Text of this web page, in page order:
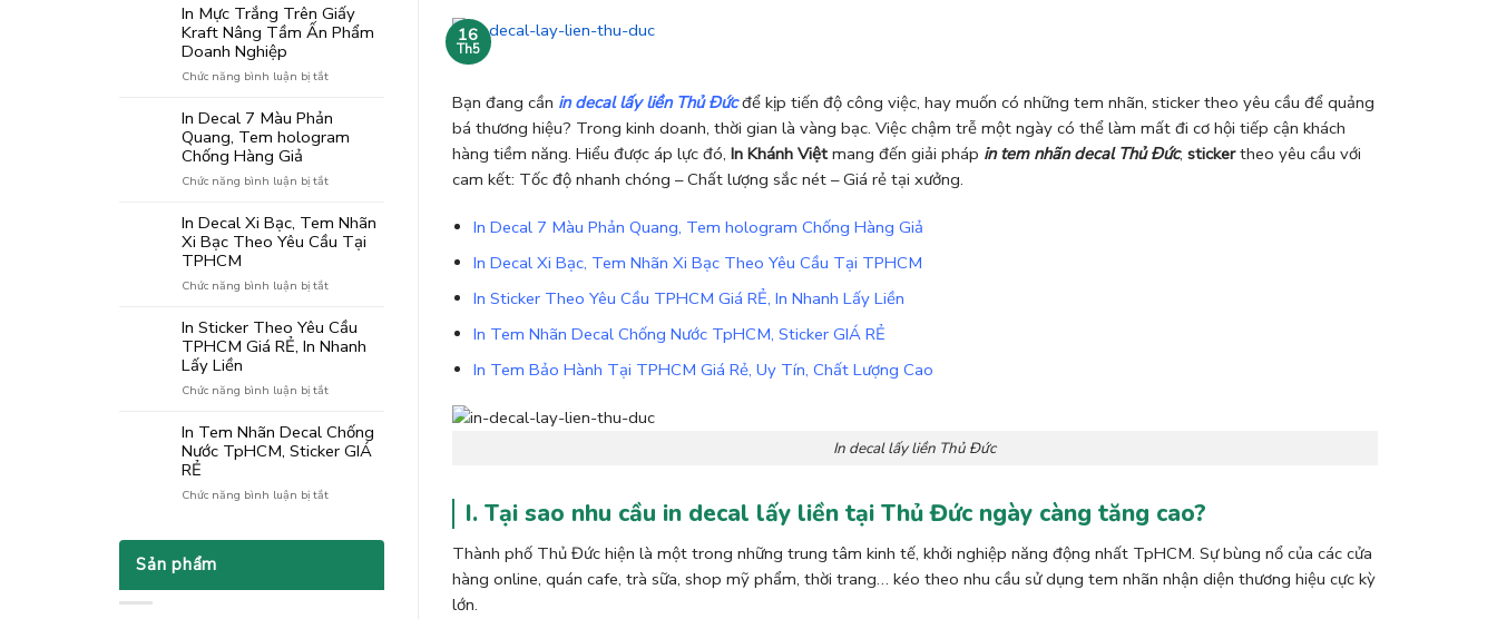
In Mực Trắng Trên Giấy
Kraft Nâng Tầm Ấn Phẩm
Doanh Nghiệp
Chức năng bình luận bị tắtở
Trắng
Trên
Kraft
Tầm
Ấn
Phẩm
Nghiệp
In Decal 7 Màu Phản
Quang, Tem hologram
Chống Hàng Giả
Chức năng bình luận bị tắtở
Decal
7
Màu
Quang,
hologram
Chống
Hàng
In Decal Xi Bạc, Tem Nhãn
Xi Bạc Theo Yêu Cầu Tại
TPHCM
Chức năng bình luận bị tắtở
Decal
Xi
Bạc,
Nhãn
Bạc
Theo
Yêu
Tại
In Sticker Theo Yêu Cầu
TPHCM Giá RẺ, In Nhanh
Lấy Liền
Chức năng bình luận bị tắtở
Sticker
Theo
Yêu
TPHCM
In Tem Nhãn Decal Chống
Nước TpHCM, Sticker GIÁ
RẺ
Chức năng bình luận bị tắtở
Sản phẩm
16
Th5
Bạn đang cần in decal lấy liền Thủ Đứcđể kịp tiến độ công việc, hay muốn có những tem nhãn, sticker theo yêu cầu để quảng
bá thương hiệu? Trong kinh doanh, thời gian là vàng bạc. Việc chậm trễ một ngày có thể làm mất đi cơ hội tiếp cận khách
hàng tiềm năng. Hiểu được áp lực đó, In Khánh Việtmang đến giải pháp in tem nhãn decal Thủ Đức, stickertheo yêu cầu với
cam kết: Tốc độ nhanh chóng – Chất lượng sắc nét – Giá rẻ tại xưởng.
In Decal 7 Màu Phản Quang, Tem hologram Chống Hàng Giả
In Decal Xi Bạc, Tem Nhãn Xi Bạc Theo Yêu Cầu Tại TPHCM
In Sticker Theo Yêu Cầu TPHCM Giá RẺ, In Nhanh Lấy Liền
In Tem Nhãn Decal Chống Nước TpHCM, Sticker GIÁ RẺ
In Tem Bảo Hành Tại TPHCM Giá Rẻ, Uy Tín, Chất Lượng Cao
In decal lấy liền Thủ Đức
I. Tại sao nhu cầu in decal lấy liền tại Thủ Đức ngày càng tăng cao?
Thành phố Thủ Đức hiện là một trong những trung tâm kinh tế, khởi nghiệp năng động nhất TpHCM. Sự bùng nổ của các cửa
hàng online, quán cafe, trà sữa, shop mỹ phẩm, thời trang… kéo theo nhu cầu sử dụng tem nhãn nhận diện thương hiệu cực kỳ
lớn.